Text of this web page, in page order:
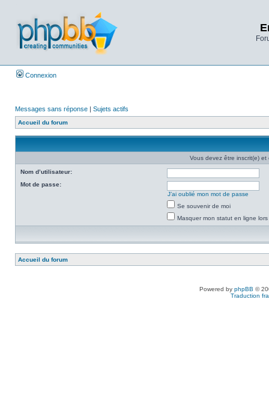
Connexion
Messages sans réponse | Sujets actifs
Accueil du forum
Vous devez être inscrit(e)
Nom d’utilisateur:
Mot de passe:
J’ai oublié mon mot de passe
Se souvenir de moi
Masquer mon statut en ligne
Accueil du forum
Powered by phpBB ©
Traduction